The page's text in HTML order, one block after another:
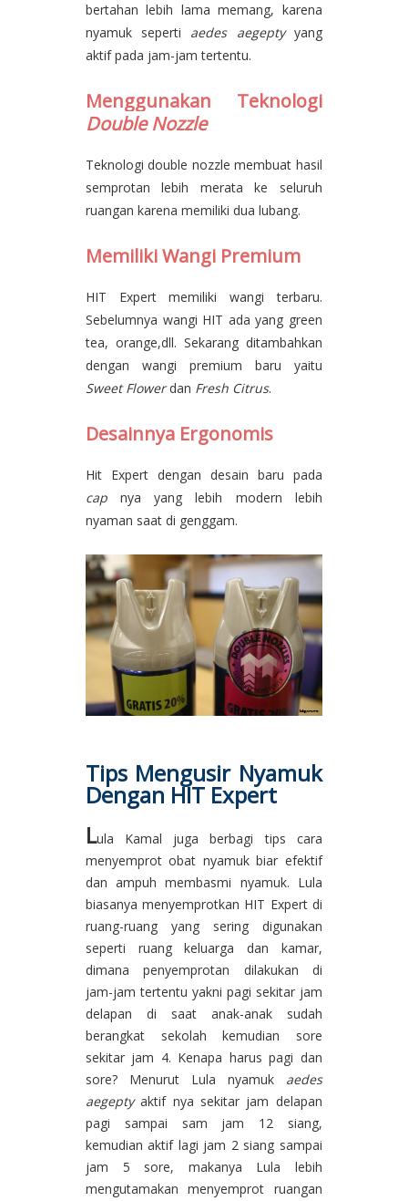
bertahan lebih lama memang, karena
nyamuk seperti aedes aegepty yang
aktif pada jam-jam tertentu.
Menggunakan Teknologi
Double Nozzle
Teknologi double nozzle membuat hasil
semprotan lebih merata ke seluruh
ruangan karena memiliki dua lubang.
Memiliki Wangi Premium
HIT Expert memiliki wangi terbaru.
Sebelumnya wangi HIT ada yang green
tea, orange,dll. Sekarang ditambahkan
dengan wangi premium baru yaitu
Sweet Flowerdan Fresh Citrus.
Desainnya Ergonomis
Hit Expert dengan desain baru pada
cap nya yang lebih modern lebih
nyaman saat di genggam.
Tips Mengusir Nyamuk
Dengan HIT Expert
Lula Kamal juga berbagi tips cara
menyemprot obat nyamuk biar efektif
dan ampuh membasmi nyamuk. Lula
biasanya menyemprotkan HIT Expert di
ruang-ruang yang sering digunakan
seperti ruang keluarga dan kamar,
dimana penyemprotan dilakukan di
jam-jam tertentu yakni pagi sekitar jam
delapan di saat anak-anak sudah
berangkat sekolah kemudian sore
sekitar jam 4. Kenapa harus pagi dan
sore? Menurut Lula nyamuk aedes
aegeptyaktif nya sekitar jam delapan
pagi sampai sam jam 12 siang,
kemudian aktif lagi jam 2 siang sampai
jam 5 sore, makanya Lula lebih
mengutamakan menyemprot ruangan